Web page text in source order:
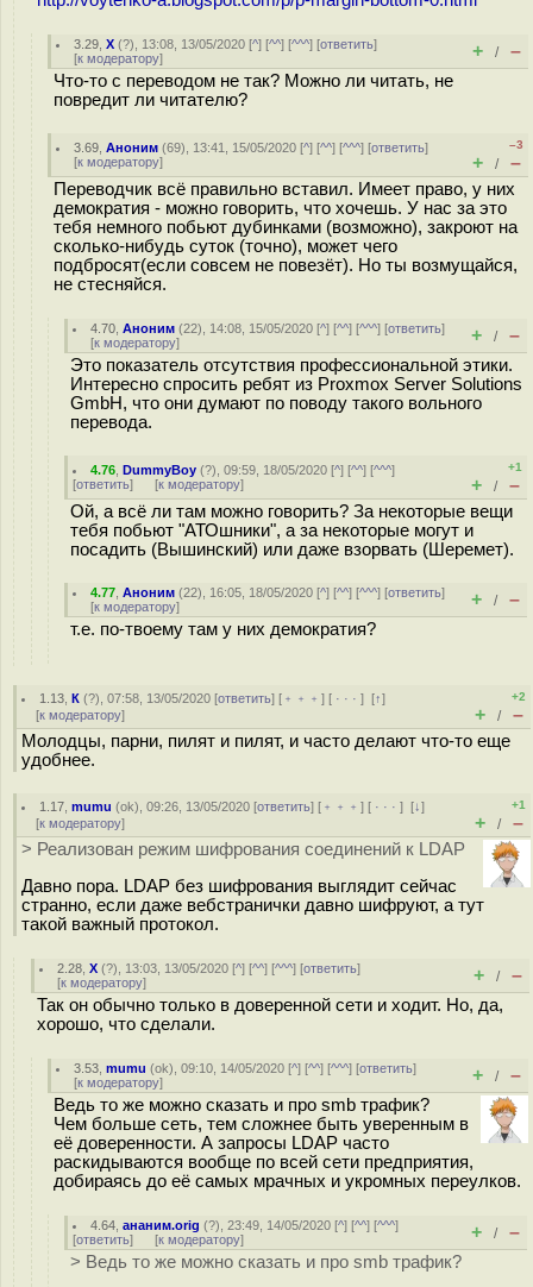
3.29 ,Х (?), 13:08, 13/05/2020 [^] [^^] [^^^] [ответить]
[к модератору] + / –
Что-то с переводом не так? Можно ли читать, не
повредит ли читателю?
3.69 ,Аноним (69), 13:41, 15/05/2020 [^] [^^] [^^^] [ответить]
[к модератору]
–3
+ / –
Переводчик всё правильно вставил. Имеет право, у них
демократия - можно говорить, что хочешь. У нас за это
тебя немного побьют дубинками (возможно), закроют на
сколько-нибудь суток (точно), может чего
подбросят(если совсем не повезёт). Но ты возмущайся,
не стесняйся.
4.70 ,Аноним (22), 14:08, 15/05/2020 [^] [^^] [^^^] [ответить]
[к модератору] + / –
Это показатель отсутствия профессиональной этики.
Интересно спросить ребят из Proxmox Server Solutions
GmbH, что они думают по поводу такого вольного
перевода.
4.76 ,DummyBoy (?), 09:59, 18/05/2020 [^] [^^] [^^^]
[ответить] [к модератору]
+1
+ / –
Ой, а всё ли там можно говорить? За некоторые вещи
тебя побьют "АТОшники", а за некоторые могут и
посадить (Вышинский) или даже взорвать (Шеремет).
4.77 ,Аноним (22), 16:05, 18/05/2020 [^] [^^] [^^^] [ответить]
[к модератору] + / –
т.е. по-твоему там у них демократия?
1.13 ,К (?), 07:58, 13/05/2020 [ответить] [ ﹢﹢﹢] [ · · ·][↑]
[к модератору]
+2
+ / –
Молодцы, парни, пилят и пилят, и часто делают что-то еще
удобнее.
1.17 ,mumu (ok), 09:26, 13/05/2020 [ответить] [ ﹢﹢﹢] [ · · ·][↓]
[к модератору]
+1
+ / –
> Реализован режим шифрования соединений к LDAP
Давно пора. LDAP без шифрования выглядит сейчас
странно, если даже вебстранички давно шифруют, а тут
такой важный протокол.
2.28 ,Х (?), 13:03, 13/05/2020 [^] [^^] [^^^] [ответить]
[к модератору] + / –
Так он обычно только в доверенной сети и ходит. Но, да,
хорошо, что сделали.
3.53 ,mumu (ok), 09:10, 14/05/2020 [^] [^^] [^^^] [ответить]
[к модератору] + / –
Ведь то же можно сказать и про smb трафик?
Чем больше сеть, тем сложнее быть уверенным в
её доверенности. А запросы LDAP часто
раскидываются вообще по всей сети предприятия,
добираясь до её самых мрачных и укромных переулков.
4.64 ,ананим.orig (?), 23:49, 14/05/2020 [^] [^^] [^^^]
[ответить] [к модератору] + / –
> Ведь то же можно сказать и про smb трафик?